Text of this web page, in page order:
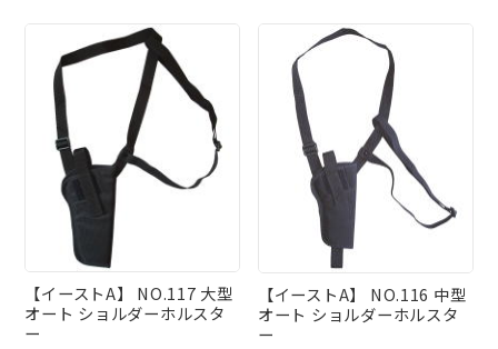
【イーストA】 NO.117 大型
オート ショルダーホルスタ
ー
【イーストA】 NO.116 中型
オート ショルダーホルスタ
ー